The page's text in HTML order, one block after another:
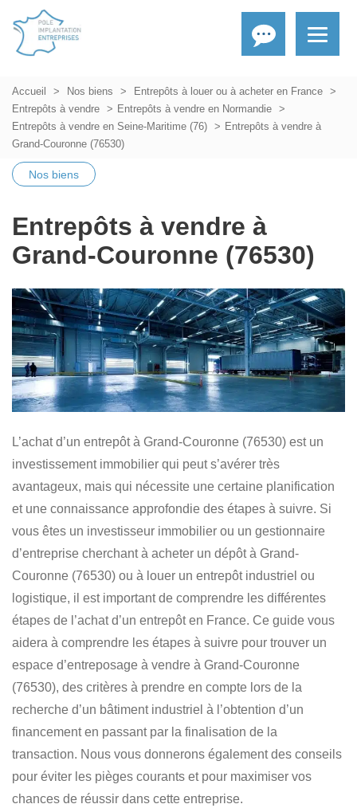
Accueil Nos biens
Entrepôts à louer ou à acheter en France
Entrepôts à vendre
Entrepôts à vendre en Normandie
Entrepôts à vendre en Seine-Maritime (76)
Entrepôts à vendre à
Grand-Couronne (76530)
Nos biens
Entrepôts à vendre à
Grand-Couronne (76530)
L’achat d’un entrepôt à Grand-Couronne (76530) est un
investissement immobilier qui peut s’avérer très
avantageux, mais qui nécessite une certaine planification
et une connaissance approfondie des étapes à suivre. Si
vous êtes un investisseur immobilier ou un gestionnaire
d’entreprise cherchant à acheter un dépôt à Grand-
Couronne (76530) ou à louer un entrepôt industriel ou
logistique, il est important de comprendre les différentes
étapes de l’achat d’un entrepôt en France. Ce guide vous
aidera à comprendre les étapes à suivre pour trouver un
espace d’entreposage à vendre à Grand-Couronne
(76530), des critères à prendre en compte lors de la
recherche d’un bâtiment industriel à l’obtention d’un
financement en passant par la finalisation de la
transaction. Nous vous donnerons également des conseils
pour éviter les pièges courants et pour maximiser vos
chances de réussir dans cette entreprise.